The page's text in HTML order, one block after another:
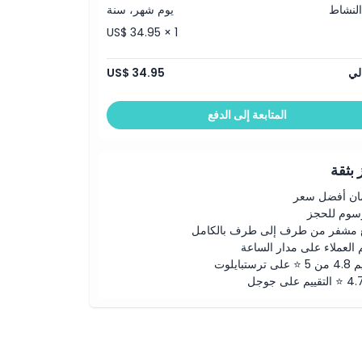
يوم شهر، سنة
US$ 34.95 × 1
US$ 34.95
المتابعة إلى الدفع
بثقة
أفضل سعر
للحجز
مشفر من طرف إلى طرف بالكامل
العملاء على مدار الساعة
على جوجل